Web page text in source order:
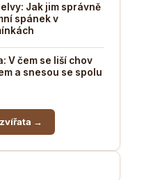
Jak jim správně
spánek v
V čem se liší chov
a snesou se spolu
→